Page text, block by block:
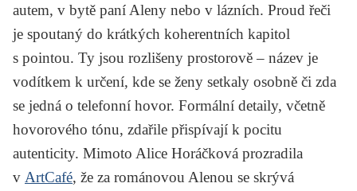
autem, v bytě paní Aleny nebo v lázních. Proud řeči
je spoutaný do krátkých koherentních kapitol
s pointou. Ty jsou rozlišeny prostorově – název je
vodítkem k určení, kde se ženy setkaly osobně či zda
se jedná o telefonní hovor. Formální detaily, včetně
hovorového tónu, zdařile přispívají k pocitu
autenticity. Mimoto Alice Horáčková prozradila
v ArtCafé, že za románovou Alenou se skrývá